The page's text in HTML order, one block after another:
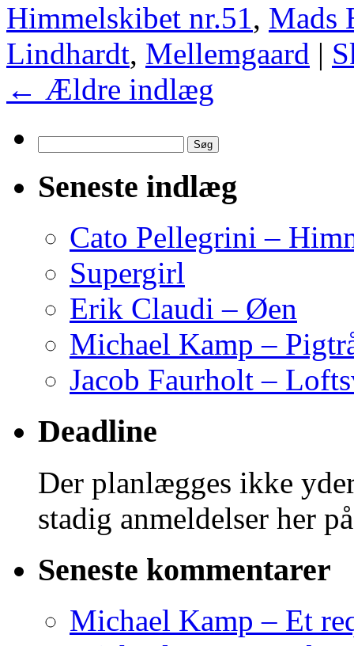
Himmelskibet nr.51, Mads
Lindhardt, Mellemgaard |
← Ældre indlæg
efter:
Seneste indlæg
Cato Pellegrini –
Supergirl
Erik Claudi – Øen
Michael Kamp –
Jacob Faurholt –
Deadline
Der planlægges ikke
stadig anmeldelser her
Seneste kommentarer
Michael Kamp – Et